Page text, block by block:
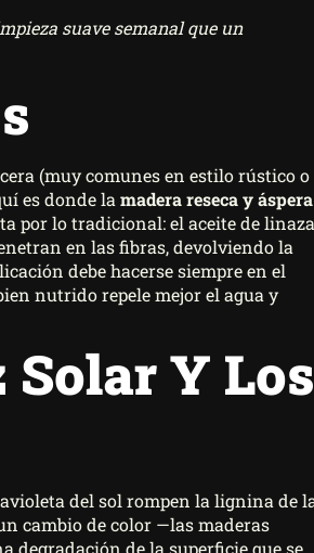
suave semanal que un
(muy comunes en estilo rústico o
es donde la madera reseca y áspera
por lo tradicional: el aceite de
en las fibras, devolviendo la
debe hacerse siempre en el
nutrido repele mejor el agua y
Y Los
del sol rompen la lignina de
cambio de color —las maderas
degradación de la superficie que se